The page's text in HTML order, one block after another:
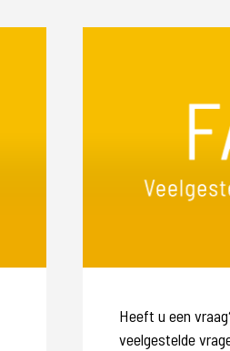
Heeft u een
veelgestelde